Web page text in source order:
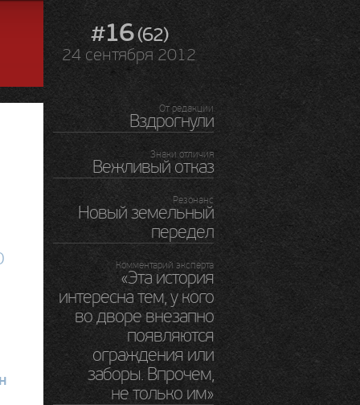
#16(62)
24 сентября 2012
От редакции
Вздрогнули
Знаки отличия
Вежливый отказ
Резонанс
Новый земельный
передел
Комментарий эксперта
«Эта история
интересна тем, у кого
во дворе внезапно
появляются
ограждения или
заборы. Впрочем,
не только им»